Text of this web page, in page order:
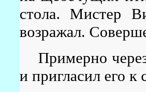
стола. Мистер
возражал.
Примерно
и пригласил его к